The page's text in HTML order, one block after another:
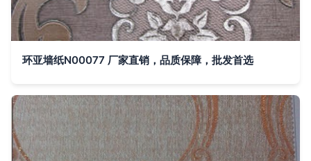
环亚墙纸N00077 厂家直销，品质保障，批发首选